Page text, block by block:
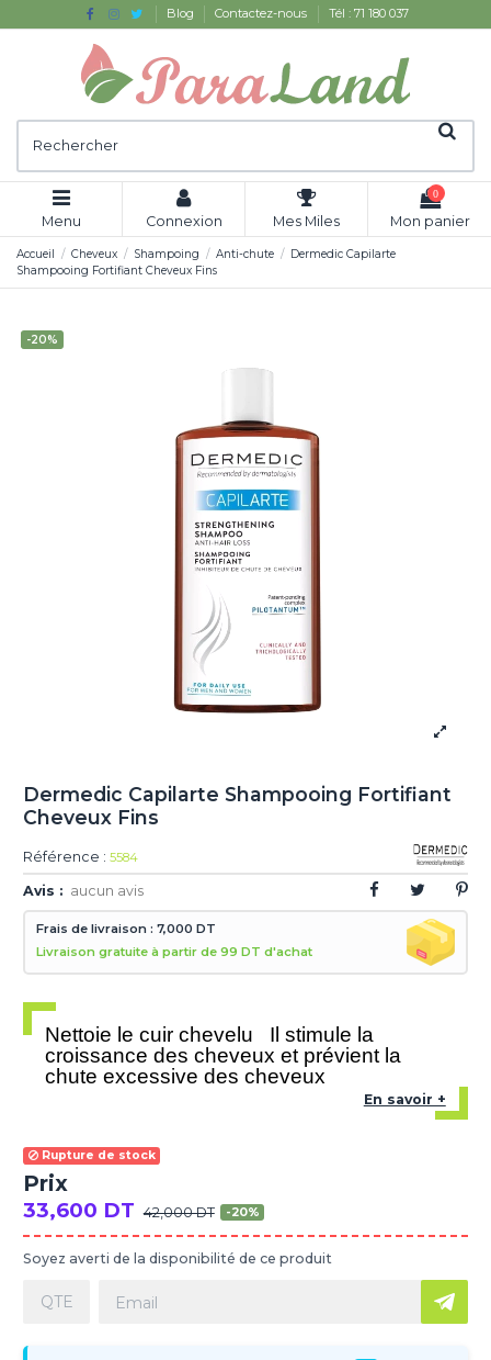
Blog Contactez-nous Tél : 71 180 037
Menu Connexion Mes Miles
0
Mon panier
Accueil Cheveux Shampoing Anti-chute
Dermedic Capilarte
Shampooing Fortifiant Cheveux Fins
-20%
Dermedic Capilarte Shampooing Fortifiant
Cheveux Fins
Référence : 5584
Avis : aucun avis
Frais de livraison : 7,000 DT
Livraison gratuite à partir de 99 DT d'achat
Nettoie le cuir chevelu
Il stimule la
croissance des cheveux et prévient la
chute excessive des cheveux
En savoir +
Rupture de stock
Prix
33,600 DT 42,000 DT -20%
Soyez averti de la disponibilité de ce produit